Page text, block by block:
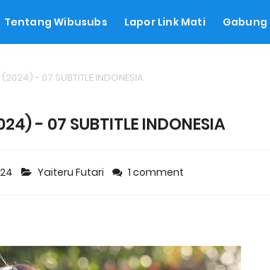
Tentang Wibusubs Lapor Link Mati Gabung
- 07 SUBTITLE INDONESIA
- 07 SUBTITLE INDONESIA
Yaiteru Futari 1 comment